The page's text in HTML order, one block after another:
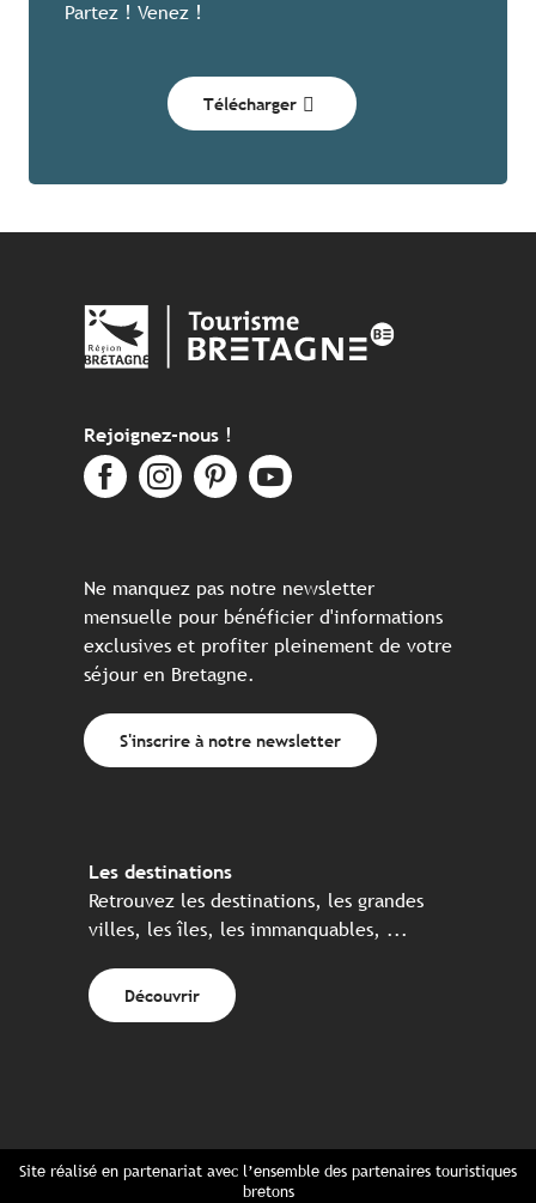
Partez ! Venez !
Télécharger
Rejoignez-nous !
Ne manquez pas notre newsletter
mensuelle pour bénéficier d'informations
exclusives et profiter pleinement de votre
séjour en Bretagne.
S'inscrire à notre newsletter
Les destinations
Retrouvez les destinations, les grandes
villes, les îles, les immanquables, ...
Découvrir
Site réalisé en partenariat avec l’ensemble des partenaires touristiques
bretons